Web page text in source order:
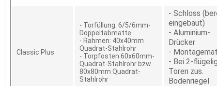
Classic Plus
- Torfüllung: 6/5/6mm-
Doppeltabmatte
- Rahmen: 40x40mm
Quadrat-Stahlrohr
- Torpfosten 60x60mm-
Quadrat-Stahlrohr bzw.
80x80mm Quadrat-
Stahlrohr
- Schloss
eingebaut)
- Aluminium-
Drücker
-
- Bei 2-
Toren zus.
Bodenriegel